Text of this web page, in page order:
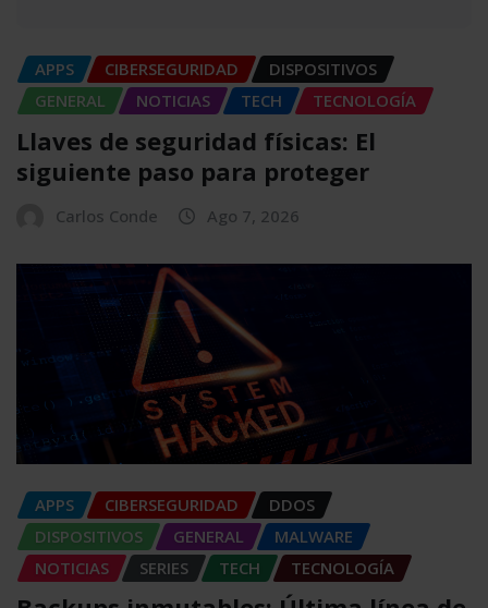
APPS CIBERSEGURIDAD
DISPOSITIVOS
GENERAL
NOTICIAS TECH TECNOLOGÍA
Llaves de seguridad físicas: El
siguiente paso para proteger
Carlos Conde Ago 7, 2026
APPS CIBERSEGURIDAD
DDOS
DISPOSITIVOS
GENERAL
MALWARE
NOTICIAS
SERIES TECH TECNOLOGÍA